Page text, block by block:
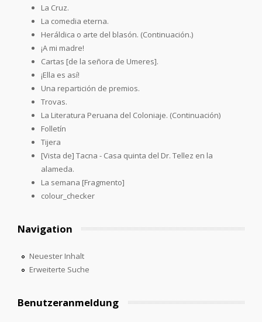
La Cruz.
La comedia eterna.
Heráldica o arte del blasón. (Continuación.)
¡A mi madre!
Cartas [de la señora de Umeres].
¡Ella es así!
Una repartición de premios.
Trovas.
La Literatura Peruana del Coloniaje. (Continuación)
Folletín
Tijera
[Vista de] Tacna - Casa quinta del Dr. Tellez en la
alameda.
La semana [Fragmento]
colour_checker
Navigation
Neuester Inhalt
Erweiterte Suche
Benutzeranmeldung